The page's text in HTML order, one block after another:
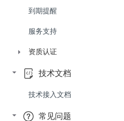
到期提醒
服务支持
资质认证
ISO体系证书
个人信息和数据安全试点单位
公安部 三级等保
技术文档
技术接入文档
常见问题